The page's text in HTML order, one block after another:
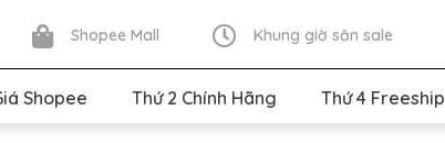
Shopee Mall Khung giờ săn sale
Shopee Thứ 2 Chính Hãng Thứ 4 Freeship